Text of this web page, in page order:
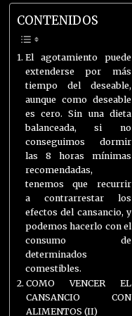
CONTENIDOS
El agotamiento puede
extenderse por más
tiempo del deseable,
aunque como deseable
es cero. Sin una dieta
balanceada, si no
conseguimos dormir
las 8 horas mínimas
recomendadas,
tenemos que recurrir
a contrarrestar los
efectos del cansancio, y
podemos hacerlo con el
consumo de
determinados
comestibles.
COMO VENCER EL
CANSANCIO CON
ALIMENTOS (II)